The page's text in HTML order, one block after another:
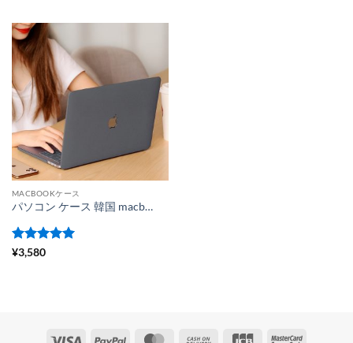
MACBOOKケース
パソコン ケース 韓国 macbook air ケース おしゃれ パソコン ケース 薄い macbook 保護 カバー macbook カバー かわいい
5段階中
¥3,580
Visa PayPal MasterCardCash JCB